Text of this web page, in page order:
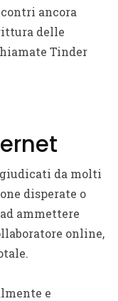
ancora
delle
Tinder
da molti
disperate o
ammettere
online,
e